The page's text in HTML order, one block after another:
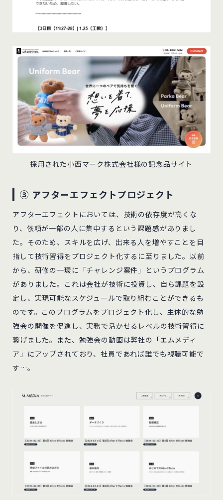
採用された小西マーク株式会社様の記念品サイト
③ アフターエフェクトプロジェクト
アフターエフェクトにおいては、技術の依存度が高くな
り、依頼が一部の人に集中するという課題感がありまし
た。そのため、スキルを広げ、出来る人を増やすことを目
指して技術習得をプロジェクト化するに至りました。以前
から、研修の一環に「チャレンジ案件」というプログラム
がありました。これは会社が技術に投資し、自ら課題を設
定し、実現可能なスケジュールで取り組むことができるも
のです。このプログラムをプロジェクト化し、主体的な勉
強会の開催を促進し、実務で活かせるレベルの技術習得に
繋げました。また、勉強会の動画は弊社の「エムメディ
ア」にアップされており、社員であれば誰でも視聴可能で
す…。